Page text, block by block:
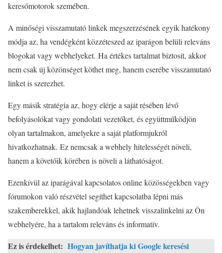
keresőmotorok szemében.
A minőségi visszamutató linkek megszerzésének egyik hatékony
módja az, ha vendégként közzéteszed az iparágon belüli releváns
blogokat vagy webhelyeket. Ha értékes tartalmat biztosít, akkor
nem csak új közönséget köthet meg, hanem cserébe visszamutató
linket is szerezhet.
Egy másik stratégia az, hogy elérje a saját résében lévő
befolyásolókat vagy gondolati vezetőket, és együttműködjön
olyan tartalmakon, amelyekre a saját platformjukról
hivatkozhatnak. Ez nemcsak a webhely hitelességét növeli,
hanem a követőik körében is növeli a láthatóságot.
Ezenkívül az iparágával kapcsolatos online közösségekben vagy
fórumokon való részvétel segíthet kapcsolatba lépni más
szakemberekkel, akik hajlandóak lehetnek visszalinkelni az Ön
webhelyére, ha a tartalom releváns és informatív.
Ez is érdekelhet: Hogyan javíthatja ki Google keresési